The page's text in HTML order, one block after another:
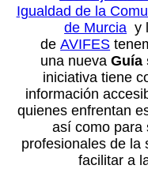
Igualdad de la
de Murcia y
deAVIFES
una nueva Guía
iniciativa tiene
información
quienes enfrentan
así como para
profesionales de la
facilitar a